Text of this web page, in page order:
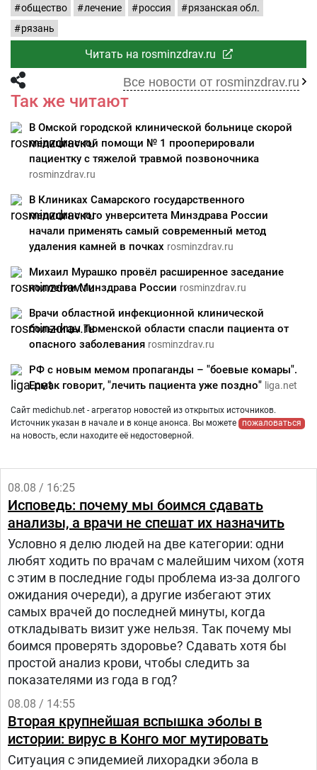
общество лечение россия
рязанская обл.
рязань
Читать на rosminzdrav.ru
Все новости от rosminzdrav.ru
Так же читают
В Омской городской клинической больнице скорой
медицинской помощи № 1 прооперировали
пациентку с тяжелой травмой позвоночника
rosminzdrav.ru
В Клиниках Самарского государственного
медицинского унверситета Минздрава России
начали применять самый современный метод
удаления камней в почках rosminzdrav.ru
Михаил Мурашко провёл расширенное заседание
коллегии Минздрава России rosminzdrav.ru
Врачи областной инфекционной клинической
больницы Тюменской области спасли пациента от
опасного заболевания rosminzdrav.ru
РФ с новым мемом пропаганды – "боевые комары".
Ермак говорит, "лечить пациента уже поздно" liga.net
Сайт medichub.net - агрегатор новостей из открытых источников.
Источник указан в начале и в конце анонса. Вы можете
пожаловаться
на новость, если находите её недостоверной.
08.08 / 16:25
Исповедь: почему мы боимся сдавать
анализы, а врачи не спешат их назначить
Условно я делю людей на две категории: одни
любят ходить по врачам с малейшим чихом (хотя
с этим в последние годы проблема из-за долгого
ожидания очереди), а другие избегают этих
самых врачей до последней минуты, когда
откладывать визит уже нельзя. Так почему мы
боимся проверять здоровье? Сдавать хотя бы
простой анализ крови, чтобы следить за
показателями из года в год?
08.08 / 14:55
Вторая крупнейшая вспышка эболы в
истории: вирус в Конго мог мутировать
Ситуация с эпидемией лихорадки эбола в